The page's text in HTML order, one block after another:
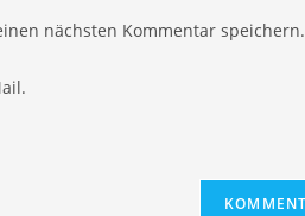
nächsten Kommentar speichern.
für UK
Listen und Sonstiges